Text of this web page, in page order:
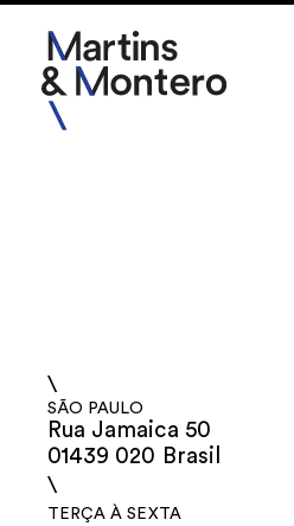
\
SÃO PAULO
Rua Jamaica 50
01439 020 Brasil
\
TERÇA À SEXTA